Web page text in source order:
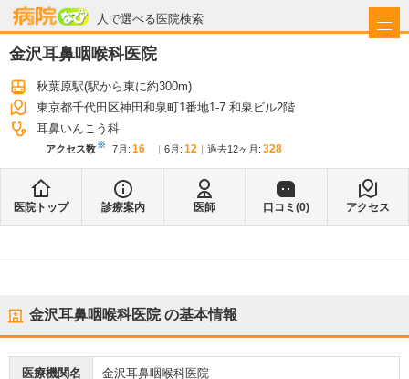
人で選べる医院検索
病院なび
金沢耳鼻咽喉科医院
秋葉原駅(駅から東に約300m)
東京都千代田区神田和泉町1番地1-7 和泉ビル2階
耳鼻いんこう科
アクセス数※ 7月 : 16 6月 : 12 過去12ヶ月: 328
医院トップ 診療案内 医師 口コミ(0) アクセス
金沢耳鼻咽喉科医院の基本情報
医療機関名 金沢耳鼻咽喉科医院